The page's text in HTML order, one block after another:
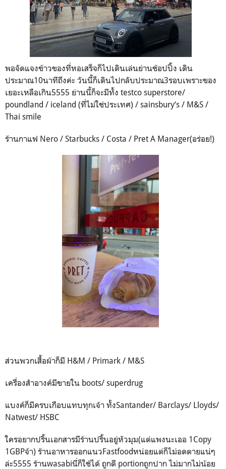
พอจัดแจงข้าวของที่หอเสร็จก็ไปเดินเล่นย่านช้อปปิ้ง เดิน
ประมาณ10นาทีถึงค่ะ วันนี้ก็เดินไปกลับประมาณ3รอบเพราะของ
เยอะเหลือเกิน5555 ย่านนี้ก็จะมีทั้ง testco superstore/
poundland / iceland (ที่ไม่ใช่ประเทศ) / sainsbury‘s / M&S /
Thai smile
ร้านกาแฟ Nero / Starbucks / Costa / Pret A Manager(อร่อย!)
ส่วนพวกเสื้อผ้าก็มี H&M / Primark / M&S
เครื่องสำอางค์มีขายใน boots/ superdrug
แบงค์ก็มีครบเกือบแทบทุกเจ้า ทั้งSantander/ Barclays/ Lloyds/
Natwest/ HSBC
ใครอยากปริ้นเอกสารมีร้านปริ้นอยู่หัวมุม(แต่แพงนะเออ 1Copy
1GBPจ้า) ร้านอาหารออกแนวFastfoodหน่อยแต่ก็ไม่อดตายแน่ๆ
ล่ะ5555 ร้านwasabiนี่ก็ใช้ได้ ถูกดี portionถูกปาก ไม่มากไม่น้อย